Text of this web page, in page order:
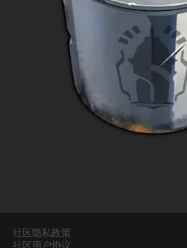
社区隐私政策
社区用户协议